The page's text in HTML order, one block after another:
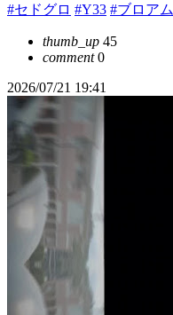
#セドグロ #Y33 #ブロアム
thumb_up 45
comment0
2026/07/21 19:41